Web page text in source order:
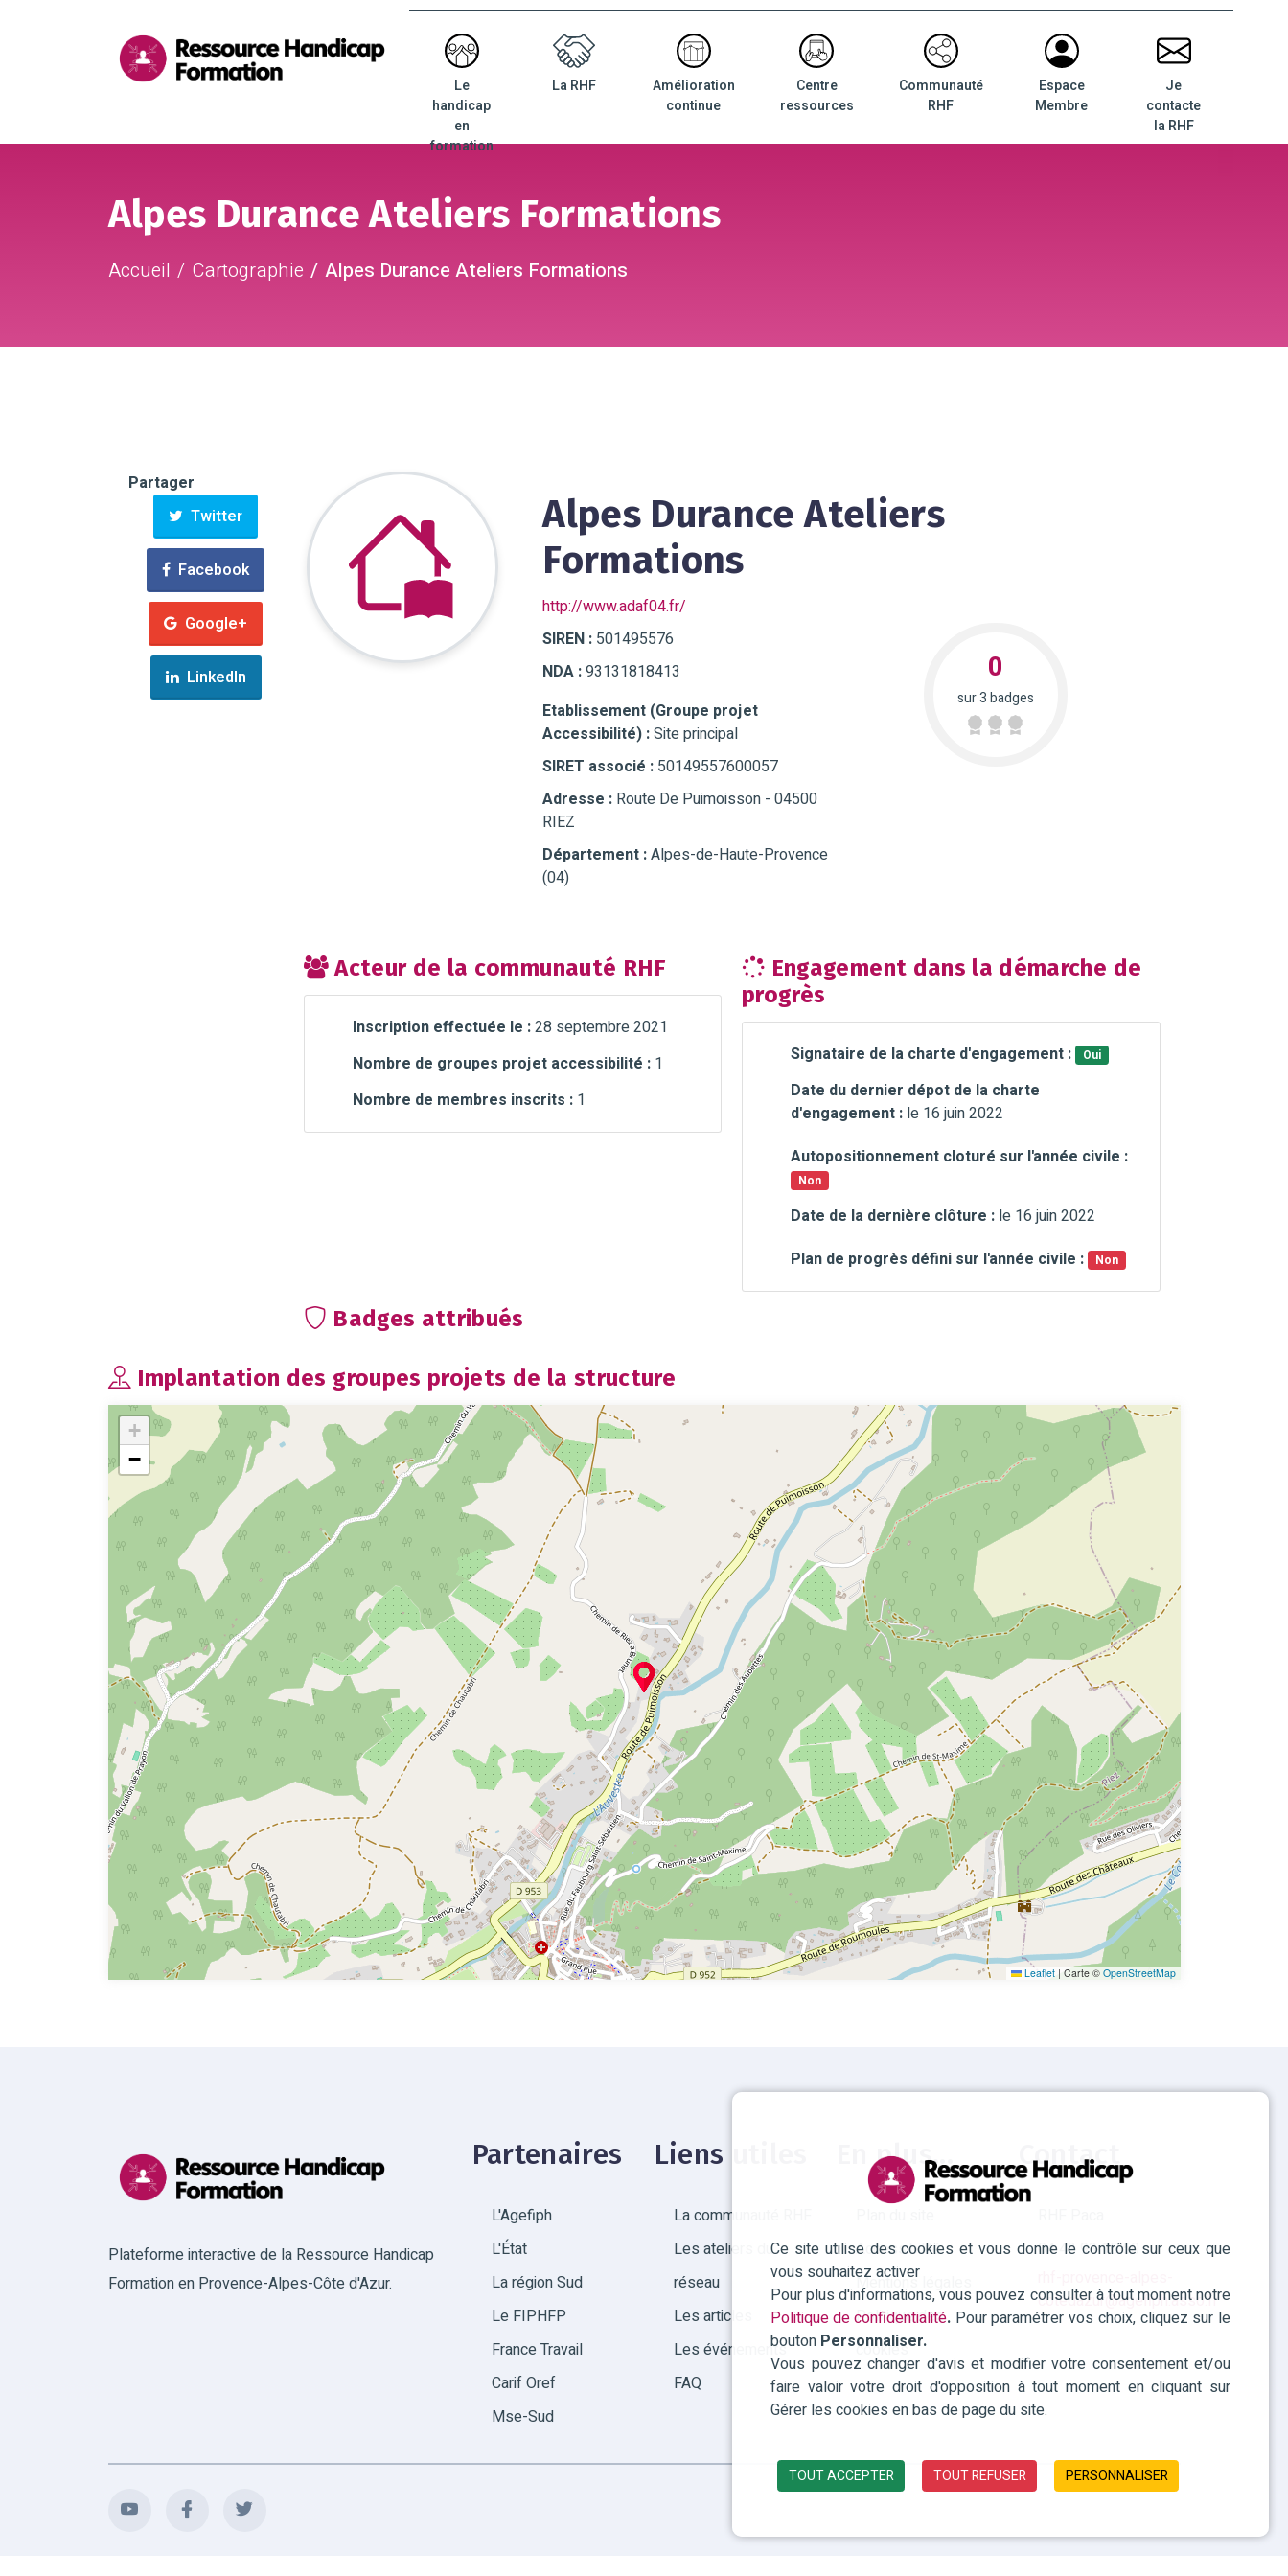
Ce site utilise des cookies et vous donne le contrôle sur ceux que
vous souhaitez activer
Pour plus d'informations, vous pouvez consulter à tout moment notre
Politique de confidentialité. Pour paramétrer vos choix, cliquez sur le
bouton Personnaliser.
Vous pouvez changer d'avis et modifier votre consentement et/ou
faire valoir votre droit d'opposition à tout moment en cliquant sur
Gérer les cookies en bas de page du site.
TOUT ACCEPTER TOUT REFUSER PERSONNALISER
Menu
principal
Le
handicap
en
formation
La RHF
Amélioration
continue
Centre
ressources
Communauté
RHF
Espace
Membre
Je
contacte
la RHF
Alpes Durance Ateliers Formations
Accueil Cartographie Alpes Durance Ateliers Formations
Partager
Twitter
Facebook
Google+
LinkedIn
Alpes Durance Ateliers
Formations
http://www.adaf04.fr/
SIREN : 501495576
NDA :93131818413
Etablissement (Groupe projet
Accessibilité) :Site principal
SIRET associé : 50149557600057
Adresse : Route De Puimoisson - 04500
RIEZ
Département :Alpes-de-Haute-Provence
(04)
0
sur 3 badges
Acteur de la communauté RHF
Inscription effectuée le :28 septembre 2021
Nombre de groupes projet accessibilité :1
Nombre de membres inscrits :1
Engagement dans la démarche de
progrès
Signataire de la charte d'engagement : Oui
Date du dernier dépot de la charte
d'engagement : le 16 juin 2022
Autopositionnement cloturé sur l'année civile :
Non
Date de la dernière clôture : le 16 juin 2022
Plan de progrès défini sur l'année civile :
Non
Badges attribués
Implantation des groupes projets de la structure
+
−
Leaflet | Carte © OpenStreetMap
Plateforme interactive de la Ressource Handicap
Formation en Provence-Alpes-Côte d'Azur.
Partenaires
L'Agefiph
L'État
La région Sud
Le FIPHFP
France Travail
Carif Oref
Mse-Sud
Liens utiles
La communauté RHF
Les ateliers du
réseau
Les articles
Les événements
FAQ
En plus...
Accessibilité
Mentions légales
Politique des
cookies
Contact
04 42 93 15 50
cotedazur@agefiph.asso.fr